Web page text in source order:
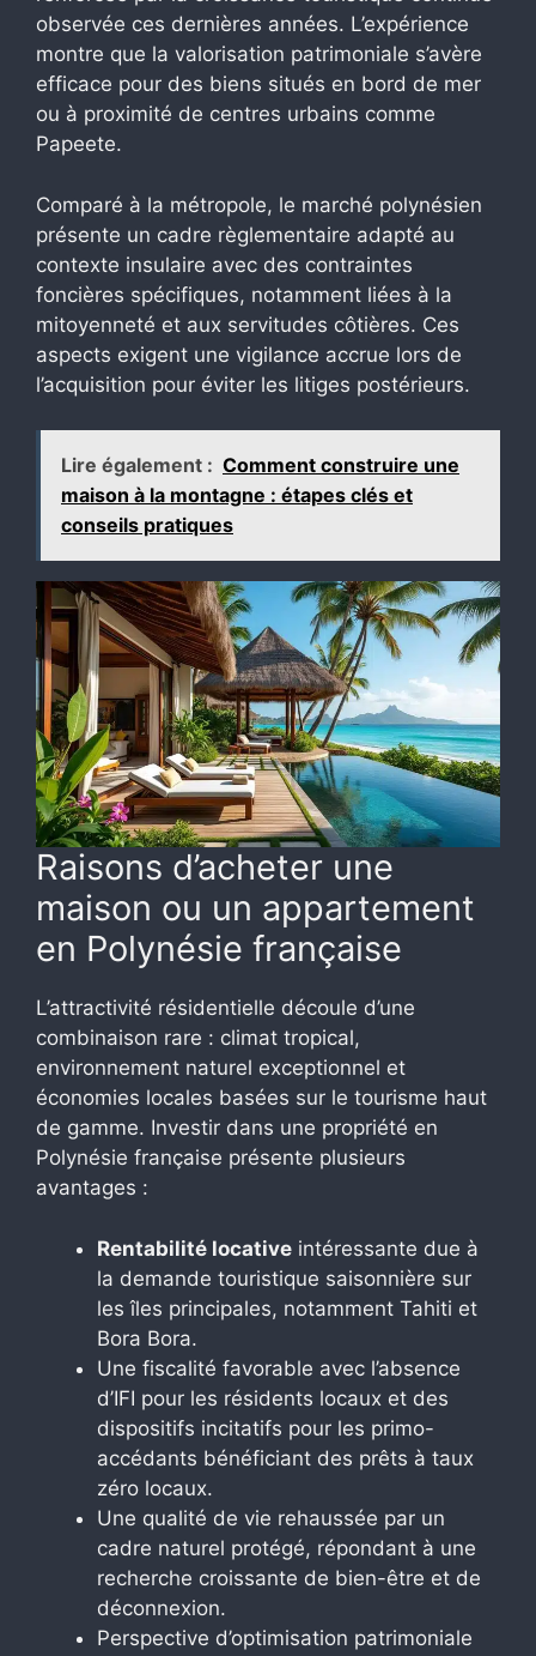
observée ces dernières années. L’expérience
montre que la valorisation patrimoniale s’avère
efficace pour des biens situés en bord de mer
ou à proximité de centres urbains comme
Papeete.
Comparé à la métropole, le marché polynésien
présente un cadre règlementaire adapté au
contexte insulaire avec des contraintes
foncières spécifiques, notamment liées à la
mitoyenneté et aux servitudes côtières. Ces
aspects exigent une vigilance accrue lors de
l’acquisition pour éviter les litiges postérieurs.
Lire également : Comment construire une
maison à la montagne : étapes clés et
conseils pratiques
Raisons d’acheter une
maison ou un appartement
en Polynésie française
L’attractivité résidentielle découle d’une
combinaison rare : climat tropical,
environnement naturel exceptionnel et
économies locales basées sur le tourisme haut
de gamme. Investir dans une propriété en
Polynésie française présente plusieurs
avantages :
Rentabilité locative intéressante due à
la demande touristique saisonnière sur
les îles principales, notamment Tahiti et
Bora Bora.
Une fiscalité favorable avec l’absence
d’IFI pour les résidents locaux et des
dispositifs incitatifs pour les primo-
accédants bénéficiant des prêts à taux
zéro locaux.
Une qualité de vie rehaussée par un
cadre naturel protégé, répondant à une
recherche croissante de bien-être et de
déconnexion.
Perspective d’optimisation patrimoniale